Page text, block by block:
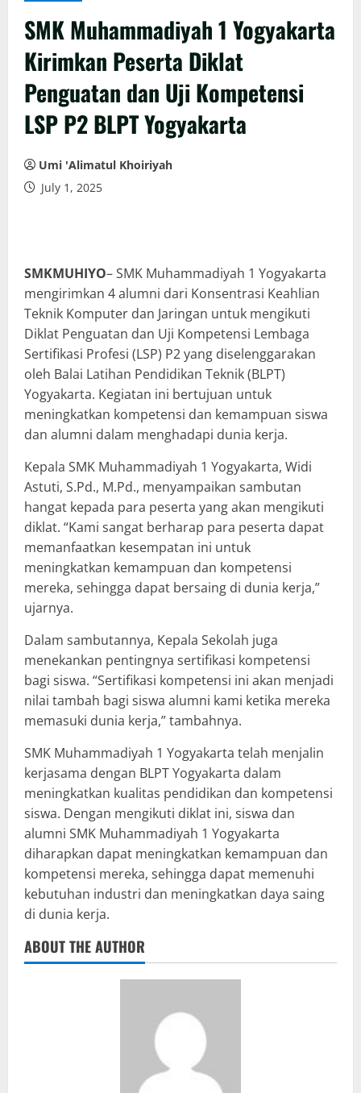
SMK Muhammadiyah 1 Yogyakarta
Kirimkan Peserta Diklat
Penguatan dan Uji Kompetensi
LSP P2 BLPT Yogyakarta
Umi 'Alimatul Khoiriyah
July 1, 2025
SMKMUHIYO– SMK Muhammadiyah 1 Yogyakarta
mengirimkan 4 alumni dari Konsentrasi Keahlian
Teknik Komputer dan Jaringan untuk mengikuti
Diklat Penguatan dan Uji Kompetensi Lembaga
Sertifikasi Profesi (LSP) P2 yang diselenggarakan
oleh Balai Latihan Pendidikan Teknik (BLPT)
Yogyakarta. Kegiatan ini bertujuan untuk
meningkatkan kompetensi dan kemampuan siswa
dan alumni dalam menghadapi dunia kerja.
Kepala SMK Muhammadiyah 1 Yogyakarta, Widi
Astuti, S.Pd., M.Pd., menyampaikan sambutan
hangat kepada para peserta yang akan mengikuti
diklat. “Kami sangat berharap para peserta dapat
memanfaatkan kesempatan ini untuk
meningkatkan kemampuan dan kompetensi
mereka, sehingga dapat bersaing di dunia kerja,”
ujarnya.
Dalam sambutannya, Kepala Sekolah juga
menekankan pentingnya sertifikasi kompetensi
bagi siswa. “Sertifikasi kompetensi ini akan menjadi
nilai tambah bagi siswa alumni kami ketika mereka
memasuki dunia kerja,” tambahnya.
SMK Muhammadiyah 1 Yogyakarta telah menjalin
kerjasama dengan BLPT Yogyakarta dalam
meningkatkan kualitas pendidikan dan kompetensi
siswa. Dengan mengikuti diklat ini, siswa dan
alumni SMK Muhammadiyah 1 Yogyakarta
diharapkan dapat meningkatkan kemampuan dan
kompetensi mereka, sehingga dapat memenuhi
kebutuhan industri dan meningkatkan daya saing
di dunia kerja.
ABOUT THE AUTHOR